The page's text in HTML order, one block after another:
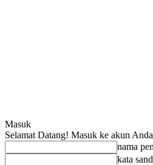
Masuk
Selamat Datang! Masuk ke akun Anda
nama
kata